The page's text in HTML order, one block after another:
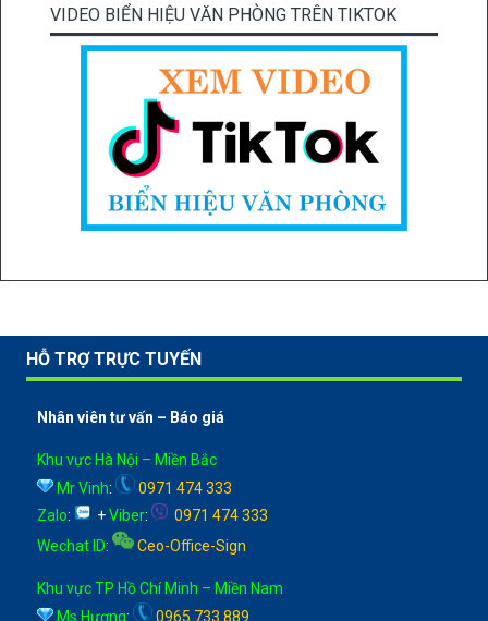
VIDEO BIỂN HIỆU VĂN PHÒNG TRÊN TIKTOK
HỖ TRỢ TRỰC TUYẾN
Nhân viên tư vấn – Báo giá
Khu vực Hà Nội – Miền Bắc
Mr Vinh:
0971 474 333
Zalo: +Viber:
0971 474 333
Wechat ID: Ceo-Office-Sign
Khu vực TP Hồ Chí Minh – Miền Nam
Ms Hương: 0965 733 889